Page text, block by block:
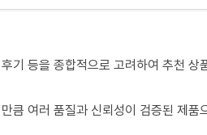
기 등을 종합적으로 고려하여 추천 상
큼 여러 품질과 신뢰성이 검증된 제품